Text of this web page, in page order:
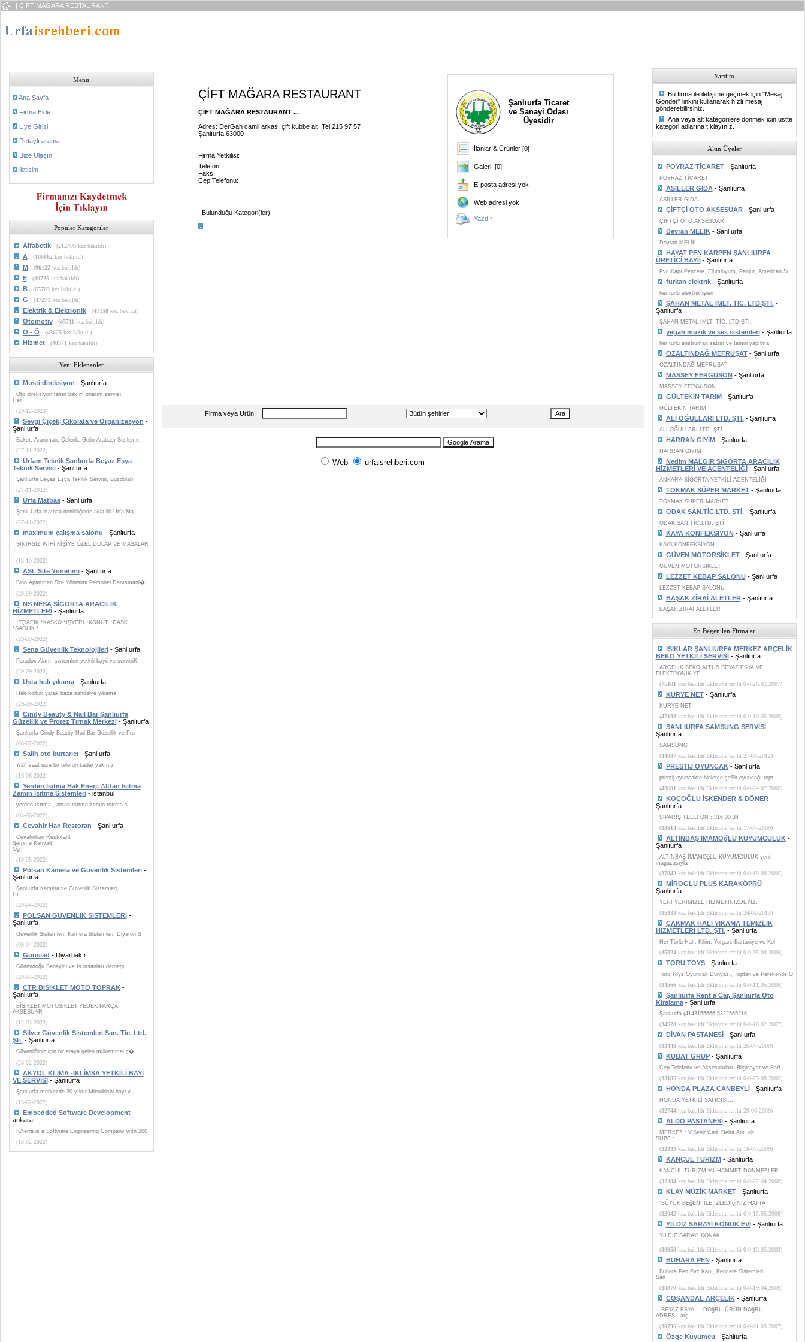
| | ÇİFT MAĞARA RESTAURANT
Menu
Ana Sayfa
Firma Ekle
Uye Girisi
Detaylı arama
Bize Ulaşın
iletisim
Popüler Kategoriler
Alfabetik (212409kez bakıldı)
A (100862kez bakıldı)
M (96122kez bakıldı)
E (80725kez bakıldı)
B (65703kez bakıldı)
G (47271 kez bakıldı)
Elektrik & Elektronik (47158kez bakıldı)
Otomotiv (45711 kez bakıldı)
O - Ö (43625kez bakıldı)
Hizmet (40971 kez bakıldı)
Yeni Eklenenler
Musti direksiyon - Şanlıurfa
Oto direksiyon tamir bakım onarım servisi
Her
(29-12-2023)
Sevgi Çiçek, Çikolata ve Organizasyon -
Şanlıurfa
Buket, Aranjman, Çelenk, Gelin Arabası Süsleme,
(27-11-2022)
Urfam Teknik Şanlıurfa Beyaz Eşya
Teknik Servisi- Şanlıurfa
Şanlıurfa Beyaz Eşya Teknik Servisi, Buzdolabı
(27-11-2022)
Urfa Matbaa- Şanlıurfa
Şanlı Urfa matbaa denildiğinde akla ilk Urfa Ma
(27-11-2022)
maximum çalışma salonu - Şanlıurfa
SINIRSIZ WİFİ KİŞİYE ÖZEL DOLAP VE MASALAR
T
(13-10-2022)
ASL Site Yönetimi- Şanlıurfa
Bina Apartman Site Yönetimi Personel Danışmanl�
(29-09-2022)
NS NESA SİGORTA ARACILIK
HİZMETLERİ- Şanlıurfa
*TRAFİK *KASKO *İŞYERİ *KONUT *DASK
*SAĞLIK *
(29-09-2022)
Sena Güvenlik Teknolojileri- Şanlıurfa
Paradox Alarm sistemleri yetkili bayii ve servisiK
(29-09-2022)
Usta halı yıkama- Şanlıurfa
Halı koltuk yatak baza sandalye yikama
(29-09-2022)
Cindy Beauty & Nail Bar Şanlıurfa
Güzellik ve Protez Tırnak Merkezi- Şanlıurfa
Şanlıurfa Cindy Beauty Nail Bar Güzellik ve Pro
(08-07-2022)
Salih oto kurtarıcı - Şanlıurfa
7/24 saat size bir telefon kadar yakınız
(16-06-2022)
Yerden Isıtma Hak Enerji Alttan Isıtma
Zemin Isıtma Sistemleri- istanbul
yerden ısıtma , alttan ısıtma zemin ısıtma s
(03-06-2022)
Cevahir Han Restoran - Şanlıurfa
Cevahirhan Restorant
Serpme Kahvaltı
Öğ
(19-05-2022)
Polsan Kamera ve Güvenlik Sistemleri-
Şanlıurfa
Şanlıurfa Kamera ve Güvenlik Sistemleri,
Hı
(29-04-2022)
POLSAN GÜVENLİK SİSTEMLERİ-
Şanlıurfa
Güvenlik Sistemleri, Kamera Sistemleri, Diyafon S
(09-04-2022)
Günsiad - Diyarbakır
Güneydoğu Sanayici ve İş insanları dernegi
(29-03-2022)
CTR BİSİKLET MOTO TOPRAK-
Şanlıurfa
BİSİKLET.MOTOSİKLET.YEDEK PARÇA.
AKSESUAR
(12-03-2022)
Silver Güvenlik Sistemleri San. Tic. Ltd.
Şti.- Şanlıurfa
Güvenliğiniz için bir araya gelen mükemmel ç�
(28-02-2022)
AKYOL KLİMA -İKLİMSA YETKİLİ BAYİ
VE SERVİSİ- Şanlıurfa
Şanlıurfa merkezde 20 yıldır Mitsubishi bayi v
(13-02-2022)
Embedded Software Development-
ankara
ICterra is a Software Engineering Company with 200
(13-02-2022)
ÇİFT MAĞARA RESTAURANT
ÇİFT MAĞARA RESTAURANT ...
Adres: DerGah camii arkası çift kubbe altı Tel:215 97 57
Şanlıurfa 63000
Firma Yetkilisi:
Telefon:
Faks:
Cep Telefonu:
Bulunduğu Kategori(ler)
Şanlıurfa Ticaret
ve Sanayi Odası
Üyesidir
İlanlar & Ürünler [0]
Galeri [0]
E-posta adresi yok
Web adresi yok
Yazdır
Firma veya Ürün:
Web urfaisrehberi.com
Yardım
Bu firma ile iletişime geçmek için "Mesaj
Gönder" linkini kullanarak hızlı mesaj
gönderebilirsiniz.
Ana veya alt kategorilere dönmek için üstte
kategori adlarına tıklayınız.
Altın Üyeler
POYRAZ TİCARET- Şanlıurfa
POYRAZ TİCARET
ASİLLER GIDA - Şanlıurfa
ASİLLER GIDA
ÇİFTÇİ OTO AKSESUAR- Şanlıurfa
ÇİFTÇİ OTO AKSESUAR
Devran MELİK- Şanlıurfa
Devran MELİK
HAYAT PEN KARPEN ŞANLIURFA
ÜRETİCİ BAYİİ- Şanlıurfa
Pvc Kapı Pencere, Elüminyum, Panjur, American Si
furkan elektrık- Şanlıurfa
her turlu elektrık işleri
ŞAHAN METAL İMLT. TİC. LTD.ŞTİ.-
Şanlıurfa
ŞAHAN METAL İMLT. TİC. LTD.ŞTİ.
yegah müzik ve ses sistemleri- Şanlıurfa
her türlü enstruman satışı ve tamiri yapılma
ÖZALTINDAĞ MEFRUŞAT- Şanlıurfa
ÖZALTINDAĞ MEFRUŞAT
MASSEY FERGUSON- Şanlıurfa
MASSEY FERGUSON
GÜLTEKİN TARIM- Şanlıurfa
GÜLTEKİN TARIM
ALİ OĞULLARI LTD. ŞTİ.- Şanlıurfa
ALİ OĞULLARI LTD. ŞTİ.
HARRAN GİYİM- Şanlıurfa
HARRAN GİYİM
Nedim MALGİR SİGORTA ARACILIK
HİZMETLERİ VE ACENTELİĞİ- Şanlıurfa
ANKARA SİGORTA YETKİLİ ACENTELİĞİ
TOKMAK SÜPER MARKET- Şanlıurfa
TOKMAK SÜPER MARKET
ODAK SAN.TİC.LTD. ŞTİ.- Şanlıurfa
ODAK SAN.TİC.LTD. ŞTİ.
KAYA KONFEKSİYON- Şanlıurfa
KAYA KONFEKSİYON
GÜVEN MOTORSİKLET- Şanlıurfa
GÜVEN MOTORSİKLET
LEZZET KEBAP SALONU- Şanlıurfa
LEZZET KEBAP SALONU
BAŞAK ZİRAİ ALETLER- Şanlıurfa
BAŞAK ZİRAİ ALETLER
En Begenilen Firmalar
IŞIKLAR ŞANLIURFA MERKEZ ARÇELİK
BEKO YETKİLİ SERVİSİ- Şanlıurfa
ARÇELİK BEKO ALTUS BEYAZ EŞYA VE
ELEKTRONİK YE
(75101 kez bakıldı Eklenme tarihi 0-0-26.02.2007)
KURYE NET- Şanlıurfa
KURYE NET
(47138kez bakıldı Eklenme tarihi 0-0-10.05.2009)
ŞANLIURFA SAMSUNG SERVİSİ-
Şanlıurfa
SAMSUNG
(44087kez bakıldı Eklenme tarihi 27-03-2012)
PRESTİJ OYUNCAK- Şanlıurfa
prestij oyuncakte binlerce çeŞit oyuncağı topt
(43601 kez bakıldı Eklenme tarihi 0-0-24.07.2006)
KOÇOĞLU İSKENDER & DÖNER-
Şanlıurfa
SİPARİŞ TELEFON : 316 00 34
(38614kez bakıldı Eklenme tarihi 17-07-2009)
ALTINBAŞ İMAMOğLU KUYUMCULUK-
Şanlıurfa
ALTINBAŞ İMAMOğLU KUYUMCULUK yeni
magazasıyla
(37843kez bakıldı Eklenme tarihi 0-0-18.08.2006)
MİROGLU PLUS KARAKÖPRÜ-
Şanlıurfa
YENİ YERİMİZLE HİZMETİNİZDEYİZ.
(35933kez bakıldı Eklenme tarihi 24-02-2013)
ÇAKMAK HALI YIKAMA TEMİZLİK
HİZMETLERİ LTD. ŞTİ.- Şanlıurfa
Her Türlü Halı, Kilim, Yorgan, Battaniye ve Kol
(35324kez bakıldı Eklenme tarihi 0-0-05.04.2006)
TORU TOYS- Şanlıurfa
Toru Toys Oyuncak Dünyası, Toptan ve Parekende O
(34566kez bakıldı Eklenme tarihi 0-0-11.05.2006)
Şanlıurfa Rent a Car, Şanlıurfa Oto
Kiralama- Şanlıurfa
Şanlıurfa (4143155666-5322565216
(34528kez bakıldı Eklenme tarihi 0-0-16.02.2007)
DİVAN PASTANESİ- Şanlıurfa
(33448kez bakıldı Eklenme tarihi 20-07-2009)
KUBAT GRUP- Şanlıurfa
Cep Telefonu ve Aksesuarları, Bilgisayar ve Sarf
(33185kez bakıldı Eklenme tarihi 0-0-25.08.2006)
HONDA PLAZA CANBEYLİ- Şanlıurfa
HONDA YETKİLİ SATICISI...
(32744kez bakıldı Eklenme tarihi 29-06-2009)
ALDO PASTANESİ- Şanlıurfa
MERKEZ : Y.Şehir Cad. Delta Apt. altı
ŞUBE :
(32393kez bakıldı Eklenme tarihi 18-07-2009)
KANÇUL TURİZM- Şanlıurfa
KANÇUL TURİZM MUHAMMET DÖNMEZLER
(32384kez bakıldı Eklenme tarihi 0-0-22.04.2008)
KLAY MÜZİK MARKET- Şanlıurfa
"BÜYÜK BEğENİ İLE İZLEDİğİNİZ HATTA
(32042kez bakıldı Eklenme tarihi 0-0-15.05.2006)
YILDIZ SARAYI KONUK EVİ- Şanlıurfa
YILDIZ SARAYI KONAK
(30959kez bakıldı Eklenme tarihi 0-0-10.05.2009)
BUHARA PEN- Şanlıurfa
Buhara Pen Pvc Kapı, Pencere Sistemleri,
Şan
(30870kez bakıldı Eklenme tarihi 0-0-19.04.2006)
COŞANDAL ARÇELİK- Şanlıurfa
BEYAZ EŞYA ... DOğRU ÜRÜN DOğRU
ADRES...arç
(30796kez bakıldı Eklenme tarihi 0-0-21.03.2007)
Özge Kuyumcu - Şanlıurfa